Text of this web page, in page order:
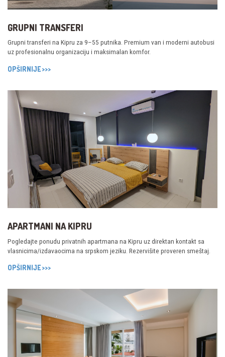
GRUPNI TRANSFERI
Grupni transferi na Kipru za 9–55 putnika. Premium van i moderni autobusi
uz profesionalnu organizaciju i maksimalan komfor.
OPŠIRNIJE >>>
APARTMANI NA KIPRU
Pogledajte ponudu privatnih apartmana na Kipru uz direktan kontakt sa
vlasnicima/izdavaocima na srpskom jeziku. Rezervišite proveren smeštaj.
OPŠIRNIJE >>>